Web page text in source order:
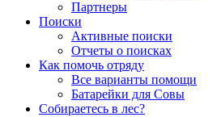
Партнеры
Поиски
Активные поиски
Отчеты о поисках
Как помочь отряду
Все варианты помощи
Батарейки для Совы
Собираетесь в лес?